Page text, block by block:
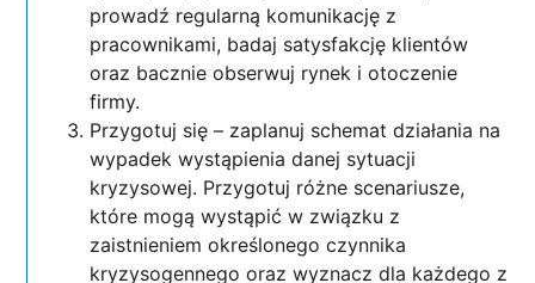
prowadź regularną komunikację z
pracownikami, badaj satysfakcję klientów
oraz bacznie obserwuj rynek i otoczenie
firmy.
Przygotuj się – zaplanuj schemat działania na
wypadek wystąpienia danej sytuacji
kryzysowej. Przygotuj różne scenariusze,
które mogą wystąpić w związku z
zaistnieniem określonego czynnika
kryzysogennego oraz wyznacz dla każdego z